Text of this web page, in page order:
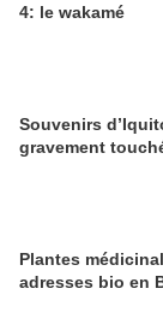
4: le wakamé
Souvenirs
gravement
Plantes
adresses bio en